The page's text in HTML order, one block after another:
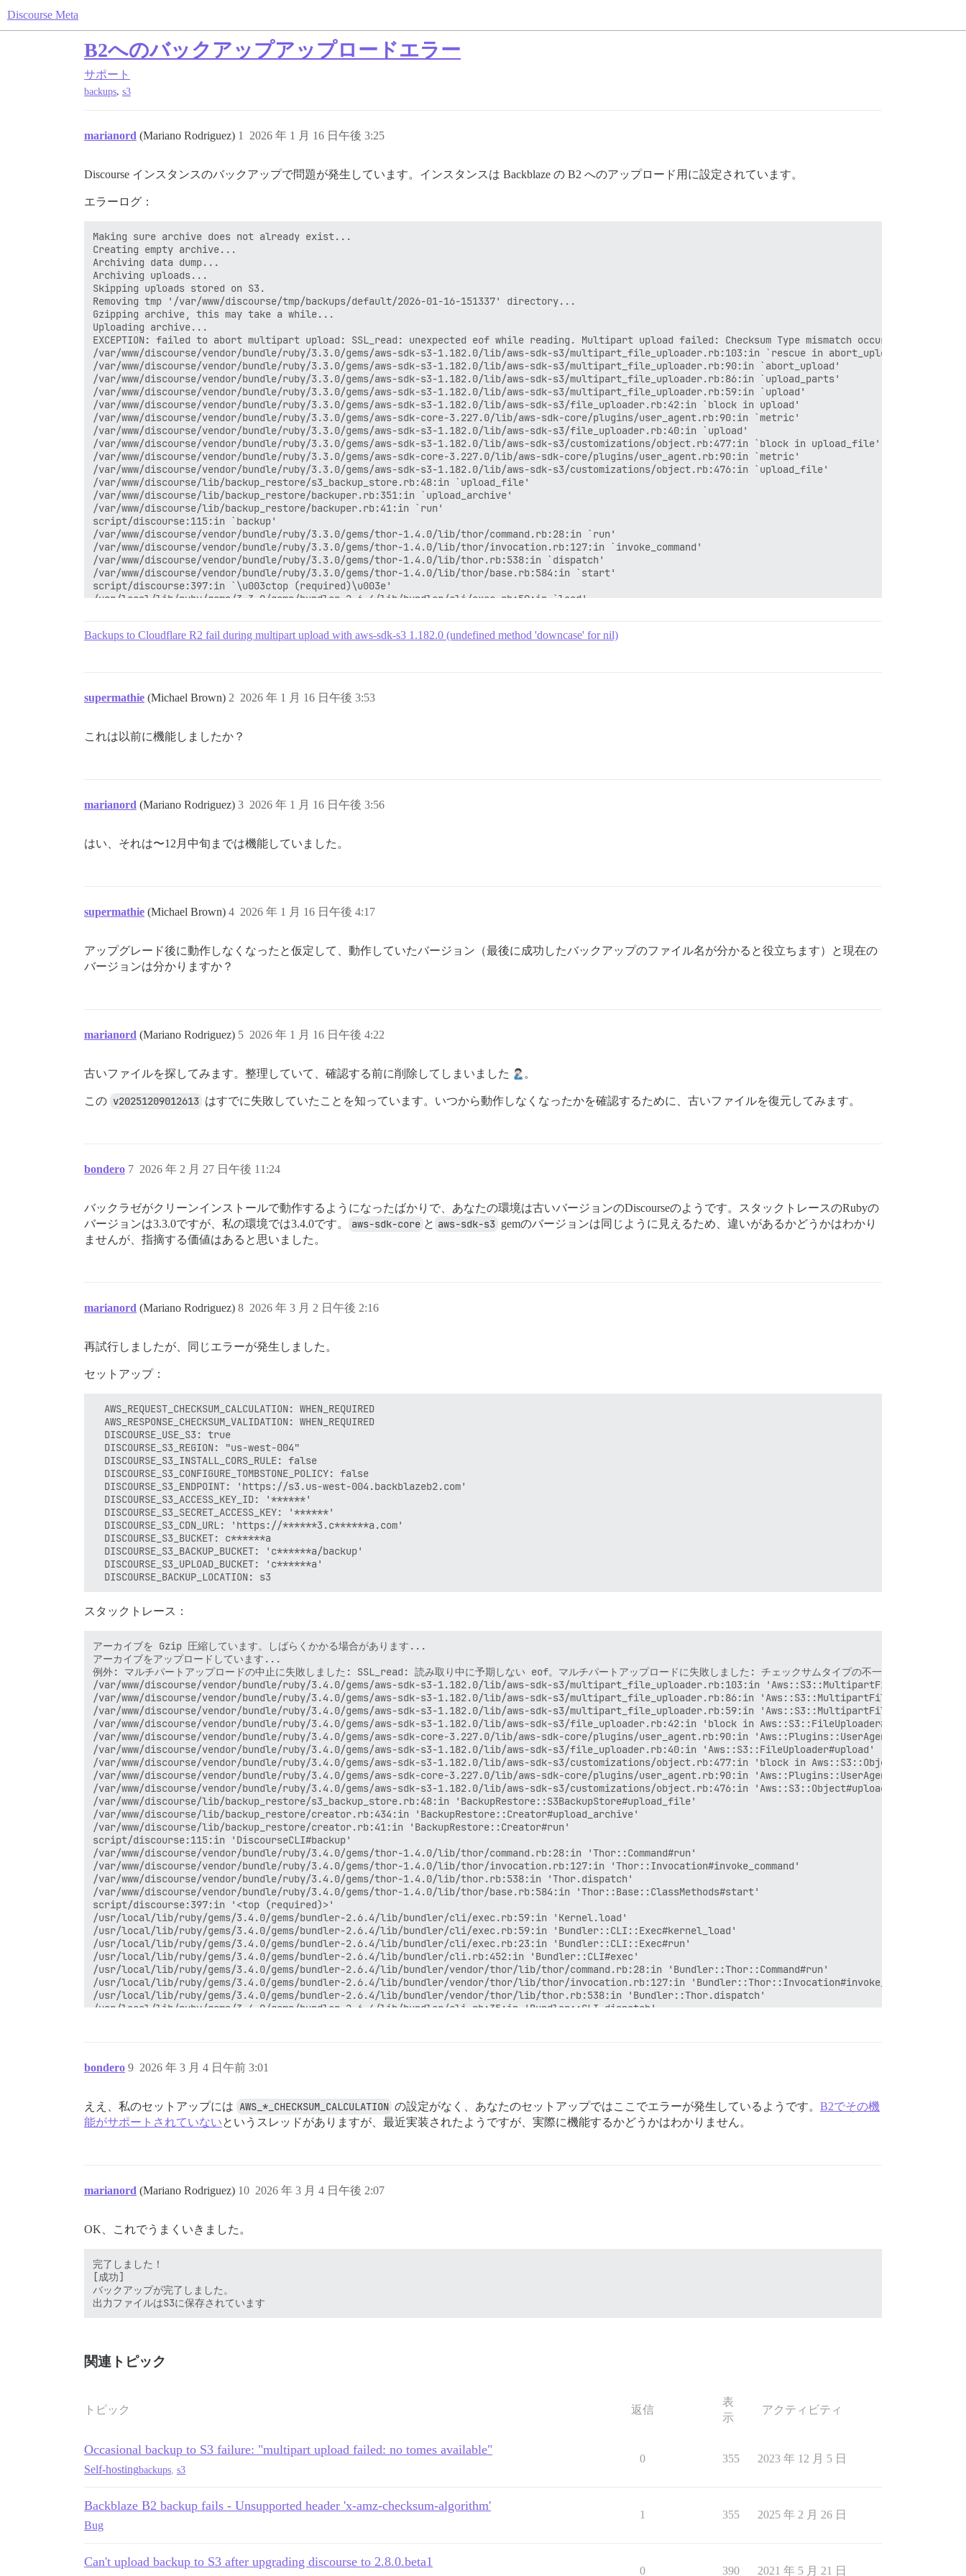
Discourse Meta
B2へのバックアップアップロードエラー
サポート
backups, s3
marianord (Mariano Rodriguez) 2026 年 1 月 16 日午後 3:25
1
Discourse インスタンスのバックアップで問題が発生しています。インスタンスは Backblaze の B2 へのアップロード用に設定されています。
エラーログ：
Making sure archive does not already exist...
Creating empty archive...
Archiving data dump...
Archiving uploads...
Skipping uploads stored on S3.
Removing tmp '/var/www/discourse/tmp/backups/default/2026-01-16-151337' directory...
Gzipping archive, this may take a while...
Uploading archive...
EXCEPTION: failed to abort multipart upload: SSL_read: unexpected eof while reading. Multipart upload failed: Checksum Type mismatch occurred, expected
/var/www/discourse/vendor/bundle/ruby/3.3.0/gems/aws-sdk-s3-1.182.0/lib/aws-sdk-s3/multipart_file_uploader.rb:103:in `rescue in abort_upload'
/var/www/discourse/vendor/bundle/ruby/3.3.0/gems/aws-sdk-s3-1.182.0/lib/aws-sdk-s3/multipart_file_uploader.rb:90:in `abort_upload'
/var/www/discourse/vendor/bundle/ruby/3.3.0/gems/aws-sdk-s3-1.182.0/lib/aws-sdk-s3/multipart_file_uploader.rb:86:in `upload_parts'
/var/www/discourse/vendor/bundle/ruby/3.3.0/gems/aws-sdk-s3-1.182.0/lib/aws-sdk-s3/multipart_file_uploader.rb:59:in `upload'
/var/www/discourse/vendor/bundle/ruby/3.3.0/gems/aws-sdk-s3-1.182.0/lib/aws-sdk-s3/file_uploader.rb:42:in `block in upload'
/var/www/discourse/vendor/bundle/ruby/3.3.0/gems/aws-sdk-core-3.227.0/lib/aws-sdk-core/plugins/user_agent.rb:90:in `metric'
/var/www/discourse/vendor/bundle/ruby/3.3.0/gems/aws-sdk-s3-1.182.0/lib/aws-sdk-s3/file_uploader.rb:40:in `upload'
/var/www/discourse/vendor/bundle/ruby/3.3.0/gems/aws-sdk-s3-1.182.0/lib/aws-sdk-s3/customizations/object.rb:477:in `block in upload_file'
/var/www/discourse/vendor/bundle/ruby/3.3.0/gems/aws-sdk-core-3.227.0/lib/aws-sdk-core/plugins/user_agent.rb:90:in `metric'
/var/www/discourse/vendor/bundle/ruby/3.3.0/gems/aws-sdk-s3-1.182.0/lib/aws-sdk-s3/customizations/object.rb:476:in `upload_file'
/var/www/discourse/lib/backup_restore/s3_backup_store.rb:48:in `upload_file'
/var/www/discourse/lib/backup_restore/backuper.rb:351:in `upload_archive'
/var/www/discourse/lib/backup_restore/backuper.rb:41:in `run'
script/discourse:115:in `backup'
/var/www/discourse/vendor/bundle/ruby/3.3.0/gems/thor-1.4.0/lib/thor/command.rb:28:in `run'
/var/www/discourse/vendor/bundle/ruby/3.3.0/gems/thor-1.4.0/lib/thor/invocation.rb:127:in `invoke_command'
/var/www/discourse/vendor/bundle/ruby/3.3.0/gems/thor-1.4.0/lib/thor.rb:538:in `dispatch'
/var/www/discourse/vendor/bundle/ruby/3.3.0/gems/thor-1.4.0/lib/thor/base.rb:584:in `start'
script/discourse:397:in `\u003ctop (required)\u003e'
/usr/local/lib/ruby/gems/3.3.0/gems/bundler-2.6.4/lib/bundler/cli/exec.rb:59:in `load'
/usr/local/lib/ruby/gems/3.3.0/gems/bundler-2.6.4/lib/bundler/cli.rb:452:in `exec'
/usr/local/lib/ruby/gems/3.3.0/gems/bundler-2.6.4/lib/bundler/cli.rb:35:in `dispatch'
/usr/local/lib/ruby/gems/3.3.0/gems/bundler-2.6.4/lib/bundler/vendor/thor/lib/thor/base.rb:584:in `start'
/usr/local/lib/ruby/gems/3.3.0/gems/bundler-2.6.4/exe/bundle:28:in `block in \u003ctop (required)\u003e'
/usr/local/lib/ruby/gems/3.3.0/gems/bundler-2.6.4/lib/bundler/friendly_errors.rb:117:in `with_friendly_errors'
Cleaning stuff up...
Marking backup as finished...
Backups to Cloudflare R2 fail during multipart upload with aws-sdk-s3 1.182.0 (undefined method 'downcase' for nil)
supermathie (Michael Brown) 2026 年 1 月 16 日午後 3:53
2
これは以前に機能しましたか？
marianord (Mariano Rodriguez) 2026 年 1 月 16 日午後 3:56
3
はい、それは〜12月中旬までは機能していました。
supermathie (Michael Brown) 2026 年 1 月 16 日午後 4:17
4
アップグレード後に動作しなくなったと仮定して、動作していたバージョン（最後に成功したバックアップのファイル名が分かると役立ちます）と現在の
バージョンは分かりますか？
marianord (Mariano Rodriguez) 2026 年 1 月 16 日午後 4:22
5
古いファイルを探してみます。整理していて、確認する前に削除してしまいました 。
この v20251209012613 はすでに失敗していたことを知っています。いつから動作しなくなったかを確認するために、古いファイルを復元してみます。
bondero 2026 年 2 月 27 日午後 11:24
7
バックラゼがクリーンインストールで動作するようになったばかりで、あなたの環境は古いバージョンのDiscourseのようです。スタックトレースのRubyの
バージョンは3.3.0ですが、私の環境では3.4.0です。
aws-sdk-core と aws-sdk-s3 gemのバージョンは同じように見えるため、違いがあるかどうかはわかり
ませんが、指摘する価値はあると思いました。
marianord (Mariano Rodriguez) 2026 年 3 月 2 日午後 2:16
8
再試行しましたが、同じエラーが発生しました。
セットアップ：
  AWS_REQUEST_CHECKSUM_CALCULATION: WHEN_REQUIRED
  AWS_RESPONSE_CHECKSUM_VALIDATION: WHEN_REQUIRED
  DISCOURSE_USE_S3: true
  DISCOURSE_S3_REGION: "us-west-004"
  DISCOURSE_S3_INSTALL_CORS_RULE: false
  DISCOURSE_S3_CONFIGURE_TOMBSTONE_POLICY: false
  DISCOURSE_S3_ENDPOINT: 'https://s3.us-west-004.backblazeb2.com'
  DISCOURSE_S3_ACCESS_KEY_ID: '******'
  DISCOURSE_S3_SECRET_ACCESS_KEY: '******'
  DISCOURSE_S3_CDN_URL: 'https://******3.c******a.com'
  DISCOURSE_S3_BUCKET: c******a
  DISCOURSE_S3_BACKUP_BUCKET: 'c******a/backup'
  DISCOURSE_S3_UPLOAD_BUCKET: 'c******a'
スタックトレース：
アーカイブを Gzip 圧縮しています。しばらくかかる場合があります...
アーカイブをアップロードしています...
例外: マルチパートアップロードの中止に失敗しました: SSL_read: 読み取り中に予期しない eof。マルチパートアップロードに失敗しました: チェックサムタイプの不一致が発生しま
/var/www/discourse/vendor/bundle/ruby/3.4.0/gems/aws-sdk-s3-1.182.0/lib/aws-sdk-s3/multipart_file_uploader.rb:103:in
/var/www/discourse/vendor/bundle/ruby/3.4.0/gems/aws-sdk-s3-1.182.0/lib/aws-sdk-s3/multipart_file_uploader.rb:86:in
/var/www/discourse/vendor/bundle/ruby/3.4.0/gems/aws-sdk-s3-1.182.0/lib/aws-sdk-s3/multipart_file_uploader.rb:59:in
/var/www/discourse/vendor/bundle/ruby/3.4.0/gems/aws-sdk-s3-1.182.0/lib/aws-sdk-s3/file_uploader.rb:42:in 'block in Aws::S3::FileUploader#upload'
/var/www/discourse/vendor/bundle/ruby/3.4.0/gems/aws-sdk-core-3.227.0/lib/aws-sdk-core/plugins/user_agent.rb:90:in 'Aws::Plugins::UserAgent.metric'
/var/www/discourse/vendor/bundle/ruby/3.4.0/gems/aws-sdk-s3-1.182.0/lib/aws-sdk-s3/file_uploader.rb:40:in 'Aws::S3::FileUploader#upload'
/var/www/discourse/vendor/bundle/ruby/3.4.0/gems/aws-sdk-s3-1.182.0/lib/aws-sdk-s3/customizations/object.rb:477:in 'block in
/var/www/discourse/vendor/bundle/ruby/3.4.0/gems/aws-sdk-core-3.227.0/lib/aws-sdk-core/plugins/user_agent.rb:90:in 'Aws::Plugins::UserAgent.metric'
/var/www/discourse/vendor/bundle/ruby/3.4.0/gems/aws-sdk-s3-1.182.0/lib/aws-sdk-s3/customizations/object.rb:476:in 'Aws::S3::Object#upload_file'
/var/www/discourse/lib/backup_restore/s3_backup_store.rb:48:in 'BackupRestore::S3BackupStore#upload_file'
/var/www/discourse/lib/backup_restore/creator.rb:434:in 'BackupRestore::Creator#upload_archive'
/var/www/discourse/lib/backup_restore/creator.rb:41:in 'BackupRestore::Creator#run'
script/discourse:115:in 'DiscourseCLI#backup'
/var/www/discourse/vendor/bundle/ruby/3.4.0/gems/thor-1.4.0/lib/thor/command.rb:28:in 'Thor::Command#run'
/var/www/discourse/vendor/bundle/ruby/3.4.0/gems/thor-1.4.0/lib/thor/invocation.rb:127:in 'Thor::Invocation#invoke_command'
/var/www/discourse/vendor/bundle/ruby/3.4.0/gems/thor-1.4.0/lib/thor.rb:538:in 'Thor.dispatch'
/var/www/discourse/vendor/bundle/ruby/3.4.0/gems/thor-1.4.0/lib/thor/base.rb:584:in 'Thor::Base::ClassMethods#start'
script/discourse:397:in '<top (required)>'
/usr/local/lib/ruby/gems/3.4.0/gems/bundler-2.6.4/lib/bundler/cli/exec.rb:59:in 'Kernel.load'
/usr/local/lib/ruby/gems/3.4.0/gems/bundler-2.6.4/lib/bundler/cli/exec.rb:59:in 'Bundler::CLI::Exec#kernel_load'
/usr/local/lib/ruby/gems/3.4.0/gems/bundler-2.6.4/lib/bundler/cli/exec.rb:23:in 'Bundler::CLI::Exec#run'
/usr/local/lib/ruby/gems/3.4.0/gems/bundler-2.6.4/lib/bundler/cli.rb:452:in 'Bundler::CLI#exec'
/usr/local/lib/ruby/gems/3.4.0/gems/bundler-2.6.4/lib/bundler/vendor/thor/lib/thor/command.rb:28:in 'Bundler::Thor::Command#run'
/usr/local/lib/ruby/gems/3.4.0/gems/bundler-2.6.4/lib/bundler/vendor/thor/lib/thor/invocation.rb:127:in 'Bundler::Thor::Invocation#invoke_command'
/usr/local/lib/ruby/gems/3.4.0/gems/bundler-2.6.4/lib/bundler/vendor/thor/lib/thor.rb:538:in 'Bundler::Thor.dispatch'
/usr/local/lib/ruby/gems/3.4.0/gems/bundler-2.6.4/lib/bundler/cli.rb:35:in 'Bundler::CLI.dispatch'
/usr/local/lib/ruby/gems/3.4.0/gems/bundler-2.6.4/lib/bundler/friendly_errors.rb:117:in 'Bundler.with_friendly_errors'
/usr/local/lib/ruby/gems/3.4.0/gems/bundler-2.6.4/exe/bundle:20:in '<top (required)>'
/usr/local/bin/bundle:25:in '<main>'
古いバックアップを削除しています...
後処理をしています...
完了しました!
bondero 2026 年 3 月 4 日午前 3:01
9
ええ、私のセットアップには AWS_*_CHECKSUM_CALCULATION の設定がなく、あなたのセットアップではここでエラーが発生しているようです。 B2でその機
能がサポートされていないというスレッドがありますが、最近実装されたようですが、実際に機能するかどうかはわかりません。
marianord (Mariano Rodriguez) 2026 年 3 月 4 日午後 2:07
10
OK、これでうまくいきました。
完了しました！
[成功]
バックアップが完了しました。
関連トピック
トピック 返信
表
示
アクティビティ
Occasional backup to S3 failure: "multipart upload failed: no tomes available"
Self-hostingbackups s3
0 355 2023 年 12 月 5 日
Backblaze B2 backup fails - Unsupported header 'x-amz-checksum-algorithm'
Bug
1 355 2025 年 2 月 26 日
Can't upload backup to S3 after upgrading discourse to 2.8.0.beta1
0 390 2021 年 5 月 21 日